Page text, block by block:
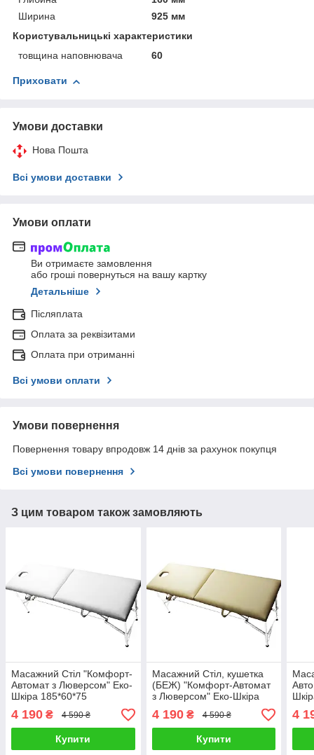
Ширина
925 мм
Користувальницькі характеристики
товщина наповнювача
60
Приховати
Умови доставки
Нова Пошта
Всі умови доставки
Умови оплати
Ви отримаєте замовлення
або гроші повернуться на вашу картку
Детальніше
Післяплата
Оплата за реквізитами
Оплата при отриманні
Всі умови оплати
Умови повернення
Повернення товару впродовж 14 днів за рахунок покупця
Всі умови повернення
З цим товаром також замовляють
Масажний Стіл "Комфорт-
Автомат з Люверсом" Еко-
Шкіра 185*60*75
4 190 ₴ 4 590 ₴
Купити
Масажний Стіл, кушетка
(БЕЖ) "Комфорт-Автомат
з Люверсом" Еко-Шкіра
185*60*75
4 190₴ 4 590 ₴
Купити
4